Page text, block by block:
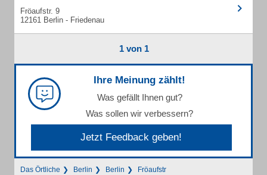
Fröaufstr. 9
12161 Berlin - Friedenau
1 von 1
Ihre Meinung zählt!
Was gefällt Ihnen gut?
Was sollen wir verbessern?
Jetzt Feedback geben!
Das Örtliche Berlin Berlin Fröaufstr